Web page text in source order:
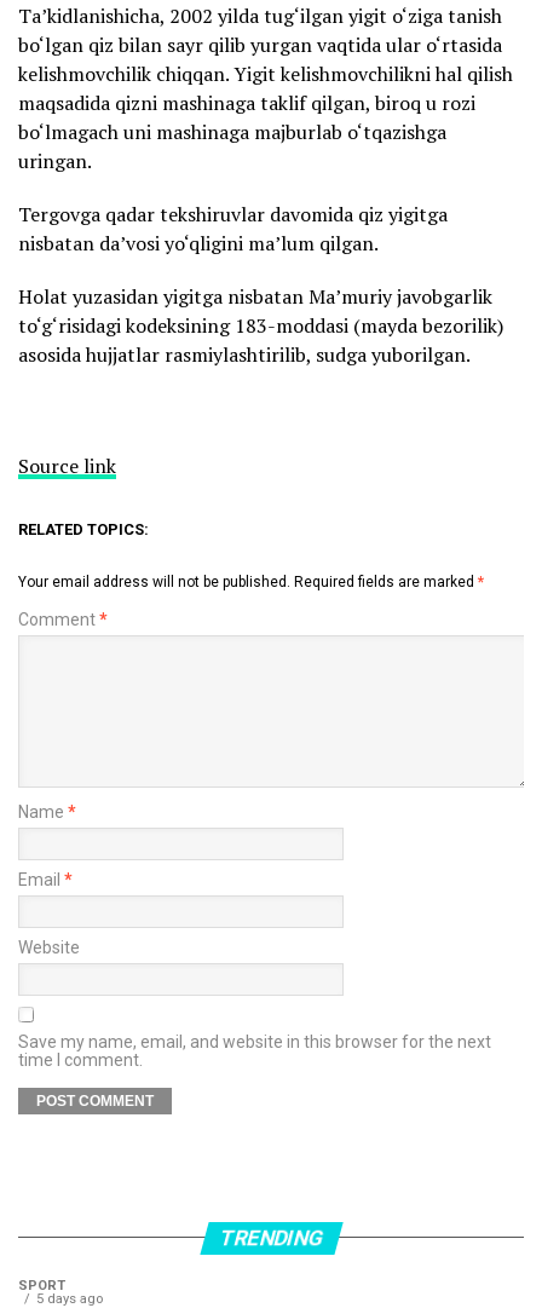
Ta’kidlanishicha, 2002 yilda tug‘ilgan yigit o‘ziga tanish
bo‘lgan qiz bilan sayr qilib yurgan vaqtida ular o‘rtasida
kelishmovchilik chiqqan. Yigit kelishmovchilikni hal qilish
maqsadida qizni mashinaga taklif qilgan, biroq u rozi
bo‘lmagach uni mashinaga majburlab o‘tqazishga
uringan.
Tergovga qadar tekshiruvlar davomida qiz yigitga
nisbatan da’vosi yo‘qligini ma’lum qilgan.
Holat yuzasidan yigitga nisbatan Ma’muriy javobgarlik
to‘g‘risidagi kodeksining 183-moddasi (mayda bezorilik)
asosida hujjatlar rasmiylashtirilib, sudga yuborilgan.
Source link
RELATED TOPICS:
Your email address will not be published. Required fields are marked *
Comment*
Name *
Email *
Website
Save my name, email, and website in this browser for the next
time I comment.
TRENDING
SPORT
5 days ago